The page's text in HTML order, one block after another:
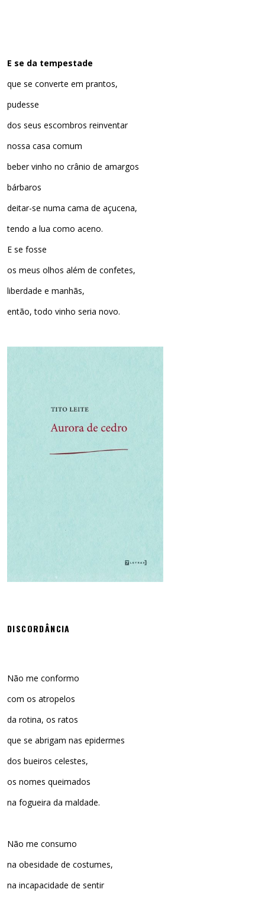
E se da tempestade
que se converte em prantos,
pudesse
dos seus escombros reinventar
nossa casa comum
beber vinho no crânio de amargos
bárbaros
deitar-se numa cama de açucena,
tendo a lua como aceno.
E se fosse
os meus olhos além de confetes,
liberdade e manhãs,
então, todo vinho seria novo.
DISCORDÂNCIA
Não me conformo
com os atropelos
da rotina, os ratos
que se abrigam nas epidermes
dos bueiros celestes,
os nomes queimados
na fogueira da maldade.
Não me consumo
na obesidade de costumes,
na incapacidade de sentir